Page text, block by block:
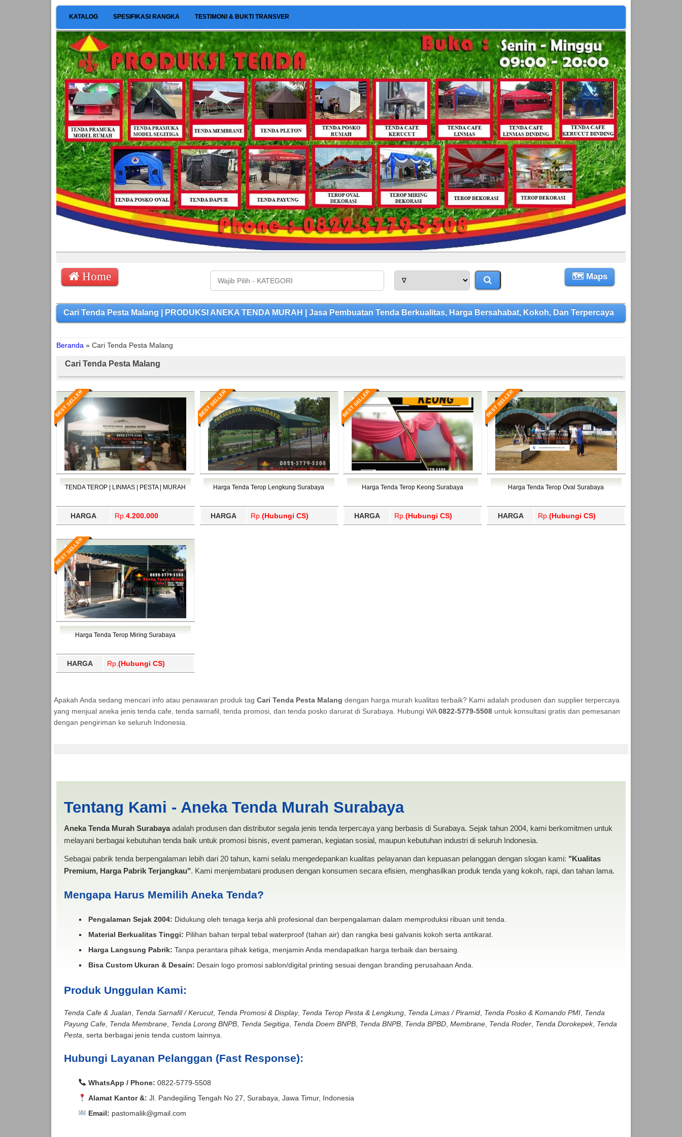
KATALOG SPESIFIKASI RANGKA TESTIMONI & BUKTI TRANSVER
Home 🗺 Maps
Cari Tenda Pesta Malang | PRODUKSI ANEKA TENDA MURAH | Jasa Pembuatan Tenda Berkualitas, Harga Bersahabat, Kokoh, Dan Terpercaya
Beranda » Cari Tenda Pesta Malang
Cari Tenda Pesta Malang
BEST SELLER
TENDA TEROP | LINMAS | PESTA | MURAH
HARGA Rp. 4.200.000
BEST SELLER
Harga Tenda Terop Lengkung Surabaya
HARGA Rp. (Hubungi CS)
BEST SELLER
Harga Tenda Terop Keong Surabaya
HARGA Rp. (Hubungi CS)
BEST SELLER
Harga Tenda Terop Oval Surabaya
HARGA Rp. (Hubungi CS)
BEST SELLER
Harga Tenda Terop Miring Surabaya
HARGA Rp. (Hubungi CS)
Apakah Anda sedang mencari info atau penawaran produk tag Cari Tenda Pesta Malang dengan harga murah kualitas terbaik? Kami adalah produsen dan supplier terpercaya
yang menjual aneka jenis tenda cafe, tenda sarnafil, tenda promosi, dan tenda posko darurat di Surabaya. Hubungi WA0822-5779-5508untuk konsultasi gratis dan pemesanan
dengan pengiriman ke seluruh Indonesia.
Tentang Kami - Aneka Tenda Murah Surabaya
Aneka Tenda Murah Surabayaadalah produsen dan distributor segala jenis tenda terpercaya yang berbasis di Surabaya. Sejak tahun 2004, kami berkomitmen untuk
melayani berbagai kebutuhan tenda baik untuk promosi bisnis, event pameran, kegiatan sosial, maupun kebutuhan industri di seluruh Indonesia.
Sebagai pabrik tenda berpengalaman lebih dari 20 tahun, kami selalu mengedepankan kualitas pelayanan dan kepuasan pelanggan dengan slogan kami: "Kualitas
Premium, Harga Pabrik Terjangkau". Kami menjembatani produsen dengan konsumen secara efisien, menghasilkan produk tenda yang kokoh, rapi, dan tahan lama.
Mengapa Harus Memilih Aneka Tenda?
Pengalaman Sejak 2004: Didukung oleh tenaga kerja ahli profesional dan berpengalaman dalam memproduksi ribuan unit tenda.
Material Berkualitas Tinggi: Pilihan bahan terpal tebal waterproof (tahan air) dan rangka besi galvanis kokoh serta antikarat.
Harga Langsung Pabrik: Tanpa perantara pihak ketiga, menjamin Anda mendapatkan harga terbaik dan bersaing.
Bisa Custom Ukuran & Desain: Desain logo promosi sablon/digital printing sesuai dengan branding perusahaan Anda.
Produk Unggulan Kami:
Tenda Cafe & Jualan Tenda Sarnafil / Kerucut, Tenda Promosi & Display, Tenda Terop Pesta & Lengkung, Tenda Limas / Piramid, Tenda Posko & Komando PMI, Tenda
Payung Cafe, Tenda Membrane, Tenda Lorong BNPB, Tenda Segitiga Tenda Doem BNPB, Tenda BNPB, Tenda BPBD, Membrane, Tenda Roder, Tenda Dorokepek, Tenda
Pesta , serta berbagai jenis tenda custom lainnya.
Hubungi Layanan Pelanggan (Fast Response):
WhatsApp / Phone: 0822-5779-5508
Alamat Kantor &: Jl. Pandegiling Tengah No 27, Surabaya, Jawa Timur, Indonesia
Email: pastomalik@gmail.com